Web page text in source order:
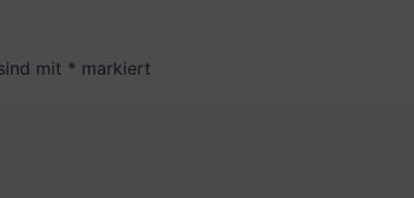
mit * markiert